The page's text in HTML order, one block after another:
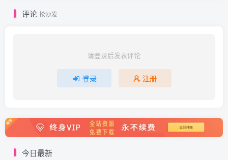
评论 抢沙发
请登录后发表评论
登录 注册
今日最新